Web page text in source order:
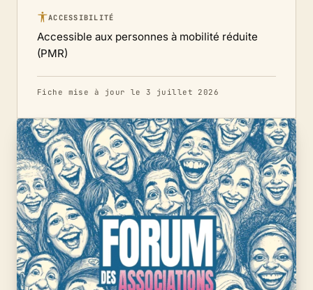
ACCESSIBILITÉ
Accessible aux personnes à mobilité réduite
(PMR)
Fiche mise à jour le 3 juillet 2026